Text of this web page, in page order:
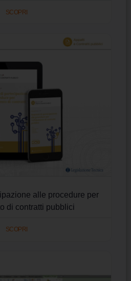
SCOPRI
alle procedure per
di contratti pubblici
SCOPRI